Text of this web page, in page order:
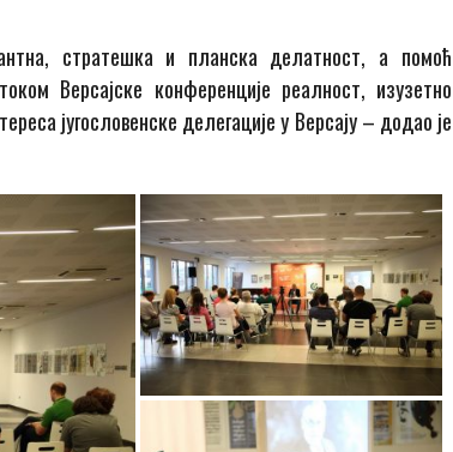
стратешка и планска делатност, а помоћ
Версајске конференције реалност, изузетно
југословенске делегације у Версају – додао је